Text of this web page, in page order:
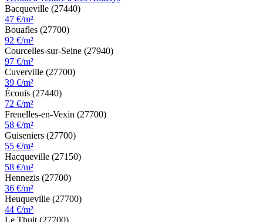
Bacqueville (27440)
47 €/m²
Bouafles (27700)
92 €/m²
Courcelles-sur-Seine (27940)
97 €/m²
Cuverville (27700)
39 €/m²
Écouis (27440)
72 €/m²
Frenelles-en-Vexin (27700)
58 €/m²
Guiseniers (27700)
55 €/m²
Hacqueville (27150)
58 €/m²
Hennezis (27700)
36 €/m²
Heuqueville (27700)
44 €/m²
Le Thuit (27700)